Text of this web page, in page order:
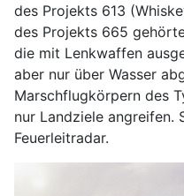
des Projekts 613
des Projekts 665
die mit Lenkwaffen
aber nur über Wasser
Marschflugkörpern des
nur Landziele angreifen.
Feuerleitradar.